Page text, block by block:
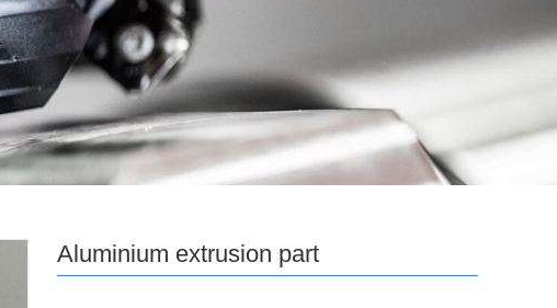
Aluminium extrusion part